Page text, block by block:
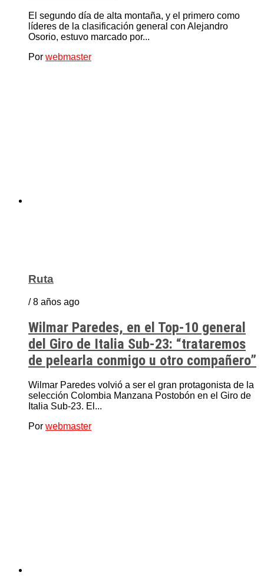
El segundo día de alta montaña, y el primero como
líderes de la clasificación general con Alejandro
Osorio, estuvo marcado por...
Por webmaster
Ruta
/ 8 años ago
Wilmar Paredes, en el Top-10 general
del Giro de Italia Sub-23: “trataremos
de pelearla conmigo u otro compañero”
Wilmar Paredes volvió a ser el gran protagonista de la
selección Colombia Manzana Postobón en el Giro de
Italia Sub-23. El...
Por webmaster